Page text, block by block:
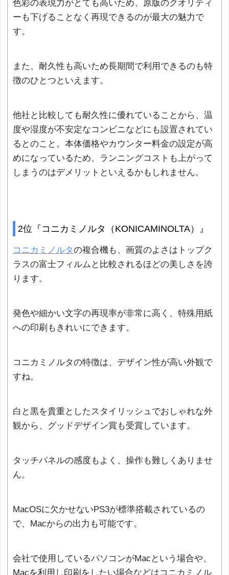
色彩の表現力がとても高いため、原版のクオリティ
ーも下げることなく再現できるのが最大の魅力で
す。
また、耐久性も高いため長期間で利用できるのも特
徴のひとつといえます。
他社と比較しても耐久性に優れていることから、温
度や湿度が不安定なコンビニなどにも設置されてい
るとのこと。本体価格やカウンター料金の設定が高
めになっているため、ランニングコストも上がって
しまうのはデメリットといえるかもしれません。
2位『コニカミノルタ（KONICAMINOLTA）』
コニカミノルタの複合機も、画質のよさはトップク
ラスの富士フィルムと比較されるほどの美しさを誇
ります。
発色や細かい文字の再現率が非常に高く、特殊用紙
への印刷もきれいにできます。
コニカミノルタの特徴は、デザイン性が高い外観で
すね。
白と黒を貴重としたスタイリッシュでおしゃれな外
観から、グッドデザイン賞も受賞しています。
タッチパネルの感度もよく、操作も難しくありませ
ん。
MacOSに欠かせないPS3が標準搭載されているの
で、Macからの出力も可能です。
会社で使用しているパソコンがMacという場合や、
Macを利用し印刷をしたい場合などはコニカミノル